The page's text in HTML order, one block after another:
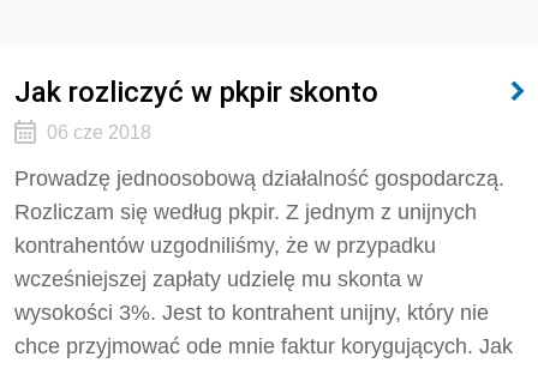
Jak rozliczyć w pkpir skonto
06 cze 2018
Prowadzę jednoosobową działalność gospodarczą.
Rozliczam się według pkpir. Z jednym z unijnych
kontrahentów uzgodniliśmy, że w przypadku
wcześniejszej zapłaty udzielę mu skonta w
wysokości 3%. Jest to kontrahent unijny, który nie
chce przyjmować ode mnie faktur korygujących. Jak